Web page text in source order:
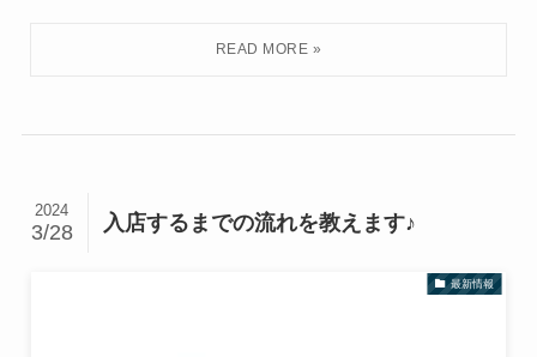
入店するまでの流れを教えます♪
2024
3/28
最新情報